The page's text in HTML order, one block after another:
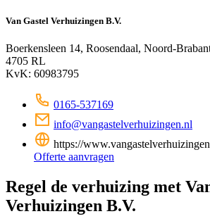
Van Gastel Verhuizingen B.V.
Boerkensleen 14, Roosendaal, Noord-
4705 RL
KvK: 60983795
0165-537169
info@vangastelverhuizingen.nl
https://
Offerte aanvragen
Regel de verhuizing met
Verhuizingen B.V.